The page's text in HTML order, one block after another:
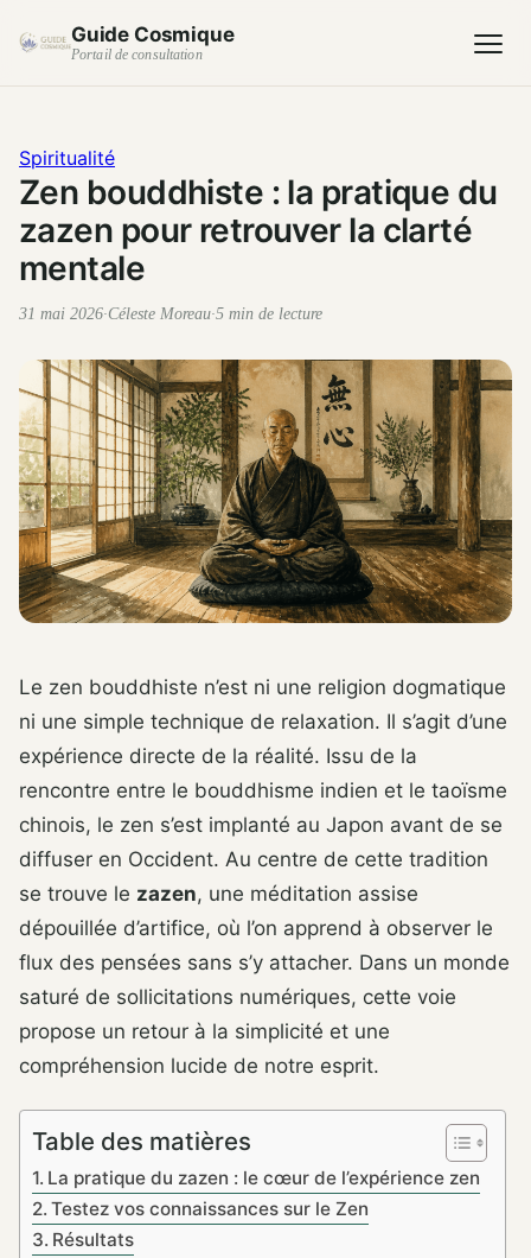
Guide Cosmique
Portail de consultation
Spiritualité
Zen bouddhiste : la pratique du
zazen pour retrouver la clarté
mentale
31 mai 2026·Céleste Moreau·5 min de lecture
Le zen bouddhiste n’est ni une religion dogmatique
ni une simple technique de relaxation. Il s’agit d’une
expérience directe de la réalité. Issu de la
rencontre entre le bouddhisme indien et le taoïsme
chinois, le zen s’est implanté au Japon avant de se
diffuser en Occident. Au centre de cette tradition
se trouve le zazen, une méditation assise
dépouillée d’artifice, où l’on apprend à observer le
flux des pensées sans s’y attacher. Dans un monde
saturé de sollicitations numériques, cette voie
propose un retour à la simplicité et une
compréhension lucide de notre esprit.
Table des matières
La pratique du zazen : le cœur de l’expérience zen
Testez vos connaissances sur le Zen
Résultats